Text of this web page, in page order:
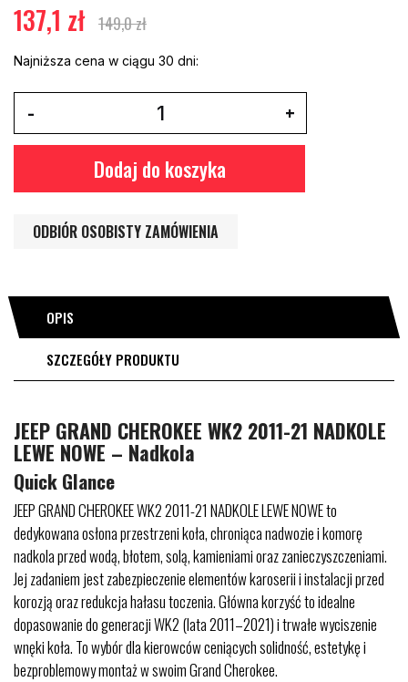
137,1 zł 149,0 zł
Najniższa cena w ciągu 30 dni:
Dodaj do koszyka
ODBIÓR OSOBISTY ZAMÓWIENIA
OPIS
SZCZEGÓŁY PRODUKTU
JEEP GRAND CHEROKEE WK2 2011-21 NADKOLE
LEWE NOWE – Nadkola
Quick Glance
JEEP GRAND CHEROKEE WK2 2011-21 NADKOLE LEWE NOWE to
dedykowana osłona przestrzeni koła, chroniąca nadwozie i komorę
nadkola przed wodą, błotem, solą, kamieniami oraz zanieczyszczeniami.
Jej zadaniem jest zabezpieczenie elementów karoserii i instalacji przed
korozją oraz redukcja hałasu toczenia. Główna korzyść to idealne
dopasowanie do generacji WK2 (lata 2011–2021) i trwałe wyciszenie
wnęki koła. To wybór dla kierowców ceniących solidność, estetykę i
bezproblemowy montaż w swoim Grand Cherokee.